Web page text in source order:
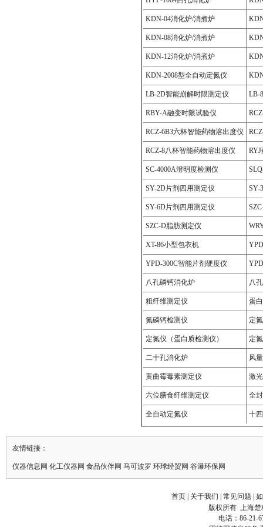
友情链接：
仪器信息网 化工仪器网 食品伙伴网 马可波罗 环球经贸网 谷瀑环保网
首页 | 关于我们 | 常见问题 |
版权所有 上海
电话：86-21-